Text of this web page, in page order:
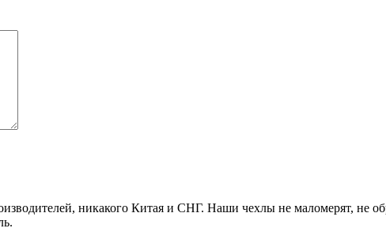
никакого Китая и СНГ. Наши чехлы не маломерят, не